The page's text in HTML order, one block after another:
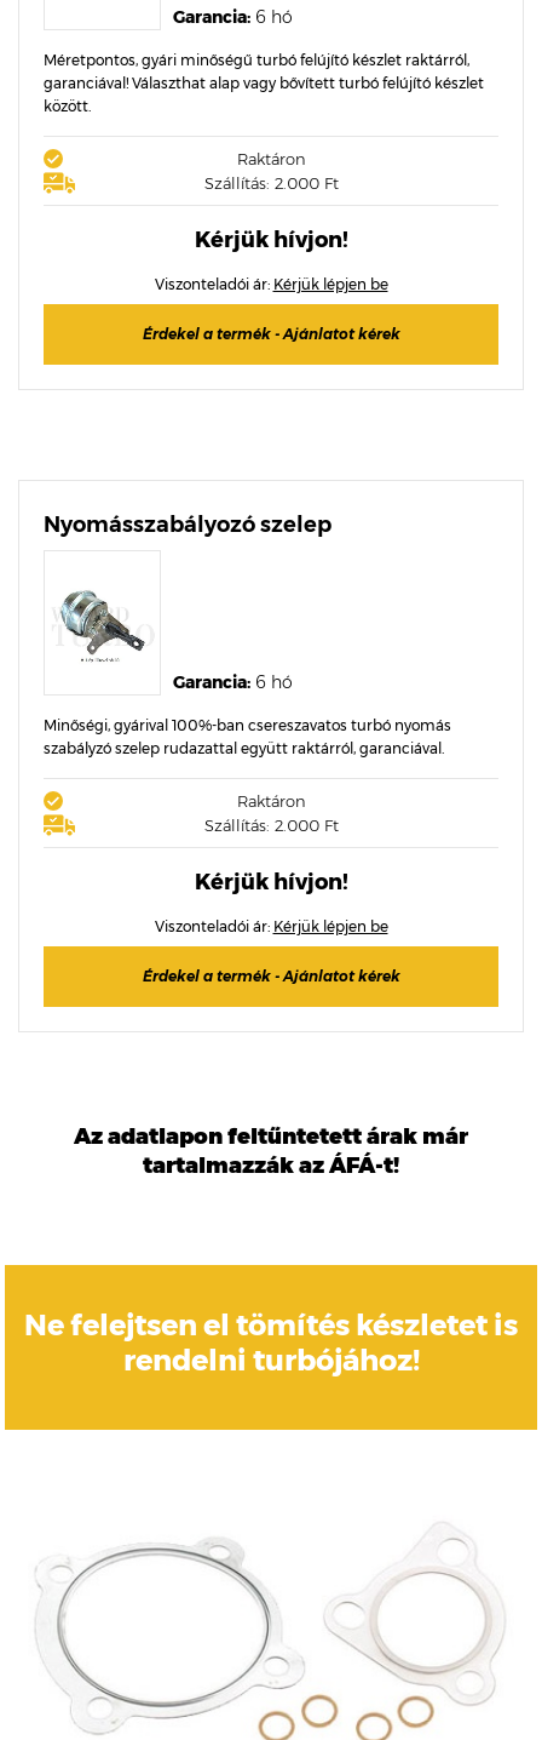
Garancia: 6 hó
Méretpontos, gyári minőségű turbó felújító készlet raktárról,
garanciával! Választhat alap vagy bővített turbó felújító készlet
között.
Raktáron
Szállítás: 2.000 Ft
Kérjük hívjon!
Viszonteladói ár: Kérjük lépjen be
Érdekel a termék - Ajánlatot kérek
Nyomásszabályozó szelep
Garancia: 6 hó
Minőségi, gyárival 100%-ban csereszavatos turbó nyomás
szabályzó szelep rudazattal együtt raktárról, garanciával.
Raktáron
Szállítás: 2.000 Ft
Kérjük hívjon!
Viszonteladói ár: Kérjük lépjen be
Érdekel a termék - Ajánlatot kérek
Az adatlapon feltűntetett árak már
tartalmazzák az ÁFÁ-t!
Ne felejtsen el tömítés készletet is
rendelni turbójához!